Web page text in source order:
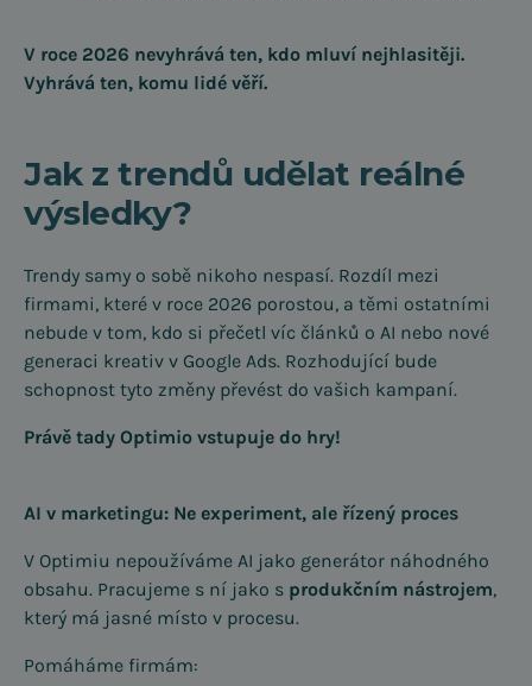
V roce 2026 nevyhrává ten, kdo mluví nejhlasitěji.
Vyhrává ten, komu lidé věří.
Jak z trendů udělat reálné
výsledky?
Trendy samy o sobě nikoho nespasí. Rozdíl mezi
firmami, které v roce 2026 porostou, a těmi ostatními
nebude v tom, kdo si přečetl víc článků o AI nebo nové
generaci kreativ v Google Ads. Rozhodující bude
schopnost tyto změny převést do vašich kampaní.
Právě tady Optimio vstupuje do hry!
AI v marketingu: Ne experiment, ale řízený proces
V Optimiu nepoužíváme AI jako generátor náhodného
obsahu. Pracujeme s ní jako s produkčním nástrojem,
který má jasné místo v procesu.
Pomáháme firmám: